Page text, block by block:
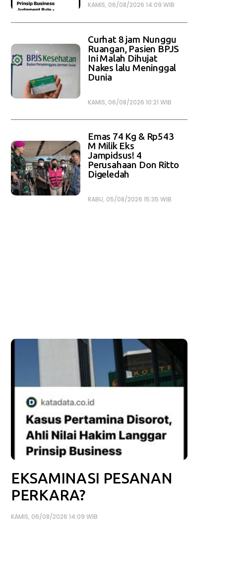
KAMIS, 06/08/2026 14:09 WIB
Curhat 8 jam Nunggu
Ruangan, Pasien BPJS
Ini Malah Dihujat
Nakes lalu Meninggal
Dunia
KAMIS, 06/08/2026 10:21 WIB
Emas 74 Kg & Rp543
M Milik Eks
Jampidsus! 4
Perusahaan Don Ritto
Digeledah
RABU, 05/08/2026 15:35 WIB
EKSAMINASI PESANAN
PERKARA?
KAMIS, 06/08/2026 14:09 WIB